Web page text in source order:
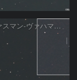
シュヴァスマン-ヴァハマン彗星 ( 29P )：2026/05/18